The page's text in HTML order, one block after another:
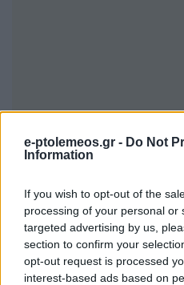
e-ptolemeos.gr - Do Not
Information
If you wish to opt-out of the
processing of your personal or
targeted advertising by us,
section to confirm your
opt-out request is processed
interest-based ads based on
Η υπηρεσία
συνεργασία με το
Υπουργείο Ψηφιακής
πλαίσιο του ψηφιακού